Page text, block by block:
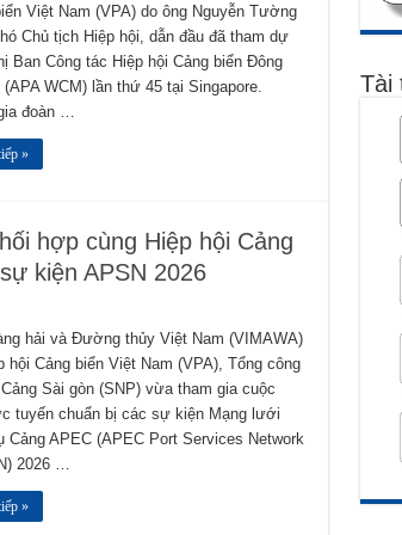
Việt Nam (VPA) do ông Nguyễn Tường
Chủ tịch Hiệp hội, dẫn đầu đã tham dự
Ban Công tác Hiệp hội Cảng biển Đông
(APA WCM) lần thứ 45 tại Singapore.
đoàn …
»
hợp cùng Hiệp hội Cảng
kiện APSN 2026
hải và Đường thủy Việt Nam (VIMAWA)
hội Cảng biển Việt Nam (VPA), Tổng công
Sài gòn (SNP) vừa tham gia cuộc
tuyến chuẩn bị các sự kiện Mạng lưới
Cảng APEC (APEC Port Services Network
2026 …
»
Tài